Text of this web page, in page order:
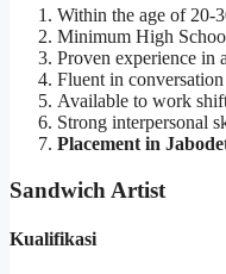
Within the age of 20-
Minimum High
Proven experience in
Fluent in
Available to work
Strong interpersonal
Placement in
Sandwich Artist
Kualifikasi